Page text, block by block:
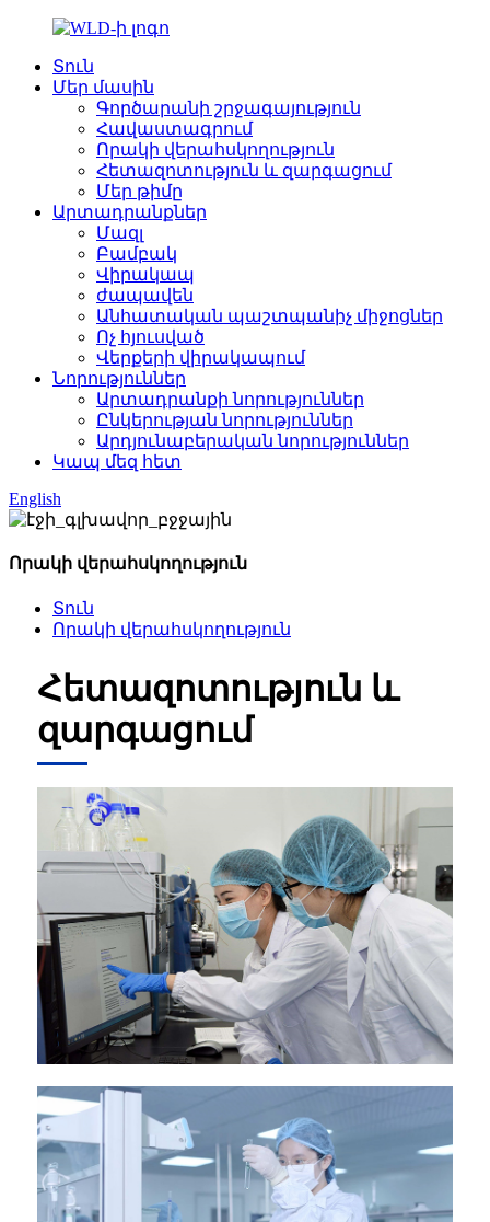
Տուն
Մեր մասին
Գործարանի շրջագայություն
Հավաստագրում
Որակի վերահսկողություն
Հետազոտություն և զարգացում
Մեր թիմը
Արտադրանքներ
Մազլ
Բամբակ
Վիրակապ
ժապավեն
Անհատական պաշտպանիչ միջոցներ
Ոչ հյուսված
Վերքերի վիրակապում
Նորություններ
Արտադրանքի նորություններ
Ընկերության նորություններ
Արդյունաբերական նորություններ
Կապ մեզ հետ
English
Որակի վերահսկողություն
Տուն
Որակի վերահսկողություն
Հետազոտություն և
զարգացում